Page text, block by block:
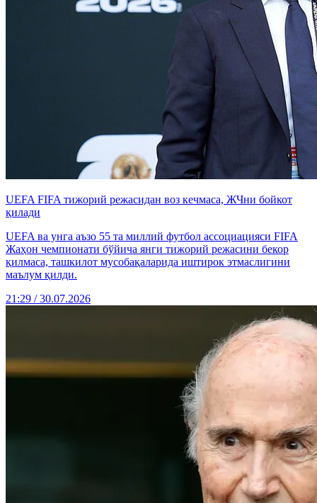
UEFA FIFA тижорий режасидан воз кечмаса, ЖЧни бойкот
қилади
UEFA ва унга аъзо 55 та миллий футбол ассоциацияси FIFA
Жаҳон чемпионати бўйича янги тижорий режасини бекор
қилмаса, ташкилот мусобақаларида иштирок этмаслигини
маълум қилди.
21:29 / 30.07.2026